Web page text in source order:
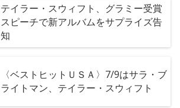
テイラー・スウィフト、グラミー受賞
スピーチで新アルバムをサプライズ告
知
〈ベストヒットＵＳＡ〉7/9はサラ・ブ
ライトマン、テイラー・スウィフト